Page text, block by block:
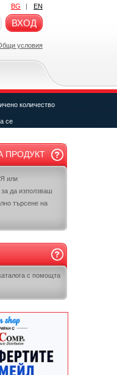
BG | EN
ВХОД
условия
количество
се
ПРОДУКТ
или
да използваш
търсене на
с помощта